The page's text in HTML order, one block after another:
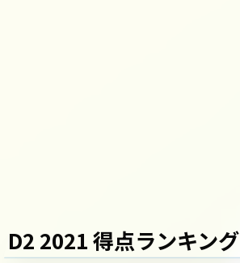
D2 2021 得点ランキング